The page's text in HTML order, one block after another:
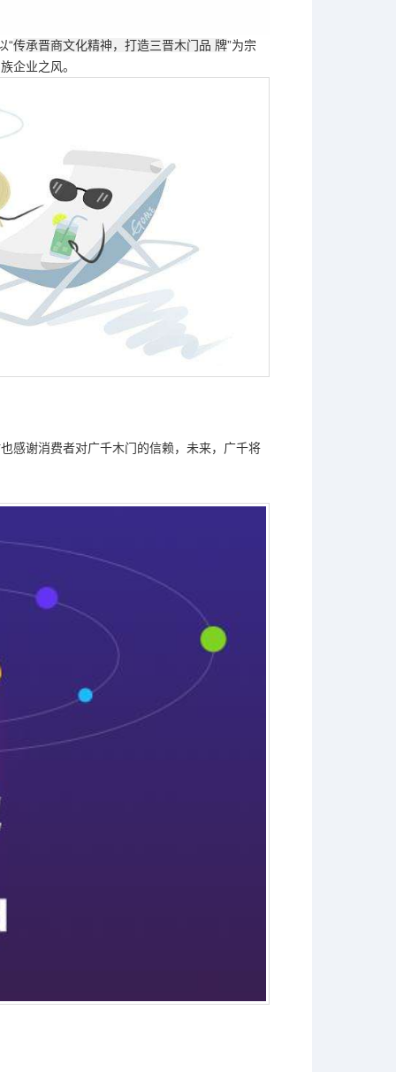
“传承晋商文化精神，打造三晋木门品 牌”为宗
企业之风。
感谢消费者对广千木门的信赖，未来，广千将